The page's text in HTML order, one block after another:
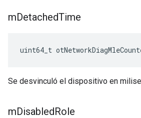
mDetachedTime
uint64_t
Se desvinculó el dispositivo en
mDisabledRole